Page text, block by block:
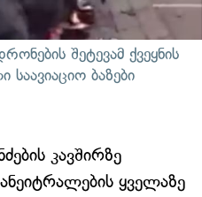
შეტევამ ქვეყნის
ბაზები
კავშირზე
ყველაზე